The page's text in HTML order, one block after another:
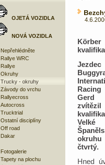
OJETÁ VOZIDLA
NOVÁ VOZIDLA
Nepřehlédněte
Rallye WRC
Rallye
Okruhy
Trucky - okruhy
Závody do vrchu
Rallyecross
Autocross
Trucktrial
Ostatní disciplíny
Off road
Dakar
Fotogalerie
Tapety na plochu
okruhu
čtvrtý.
Hned